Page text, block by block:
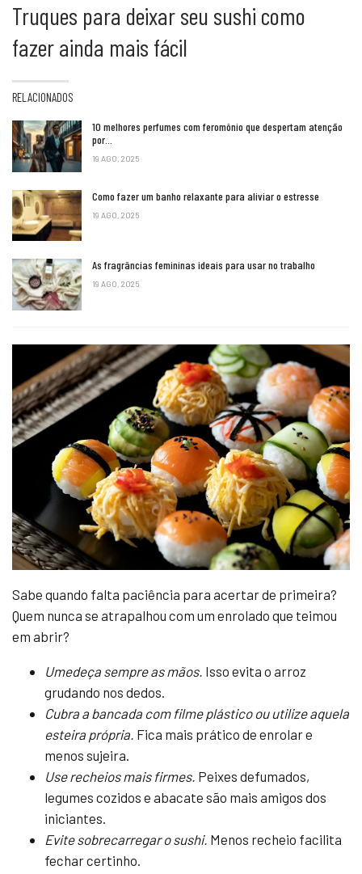
Truques para deixar seu sushi como
fazer ainda mais fácil
RELACIONADOS
10 melhores perfumes com feromônio que despertam atenção
por…
19 AGO, 2025
Como fazer um banho relaxante para aliviar o estresse
19 AGO, 2025
As fragrâncias femininas ideais para usar no trabalho
19 AGO, 2025
Sabe quando falta paciência para acertar de primeira?
Quem nunca se atrapalhou com um enrolado que teimou
em abrir?
Umedeça sempre as mãos. Isso evita o arroz
grudando nos dedos.
Cubra a bancada com filme plástico ou utilize aquela
esteira própria. Fica mais prático de enrolar e
menos sujeira.
Use recheios mais firmes. Peixes defumados,
legumes cozidos e abacate são mais amigos dos
iniciantes.
Evite sobrecarregar o sushi. Menos recheio facilita
fechar certinho.